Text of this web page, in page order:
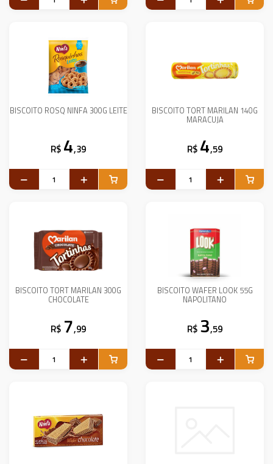
BISCOITO ROSQ NINFA 300G LEITE
R$ 4,39
BISCOITO TORT MARILAN 140G
MARACUJA
R$ 4,59
BISCOITO TORT MARILAN 300G
CHOCOLATE
R$ 7,99
BISCOITO WAFER LOOK 55G
NAPOLITANO
R$ 3,59